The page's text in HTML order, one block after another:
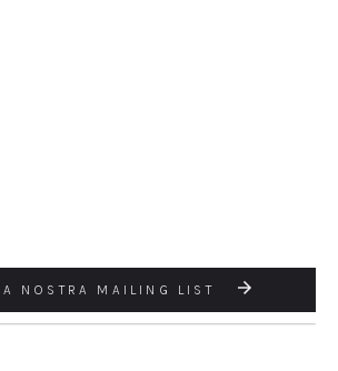
NOSTRA MAILING LIST